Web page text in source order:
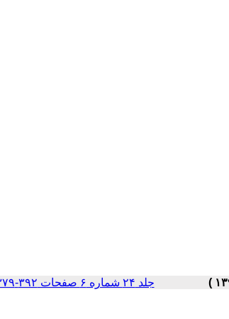
جلد ۲۴ شماره ۶ صفحات ۳۹۲-۳۷۹